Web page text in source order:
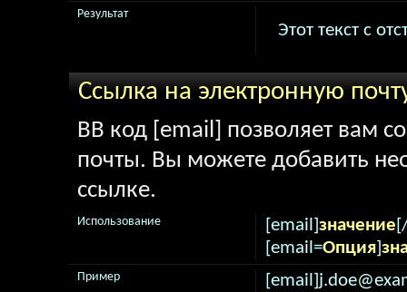
Этот текст с
Результат
Ссылка на электронную
BB код [email] позволяет вам
почты. Вы можете добавить
ссылке.
[email]значение
[email=Опция]
Использование
Пример